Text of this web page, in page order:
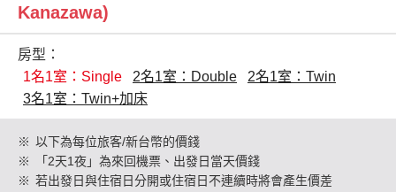
Kanazawa)
房型：
1名1室：Single
2名1室：Double
2名1室：Twin
3名1室：Twin+加床
※ 以下為每位旅客/新台幣的價錢
※
「2天1夜」為來回機票、出發日當天價錢
※ 若出發日與住宿日分開或住宿日不連續時將會產生價差